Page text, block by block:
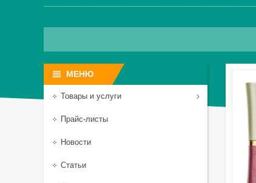
Товары и услуги
Прайс-листы
Новости
Статьи